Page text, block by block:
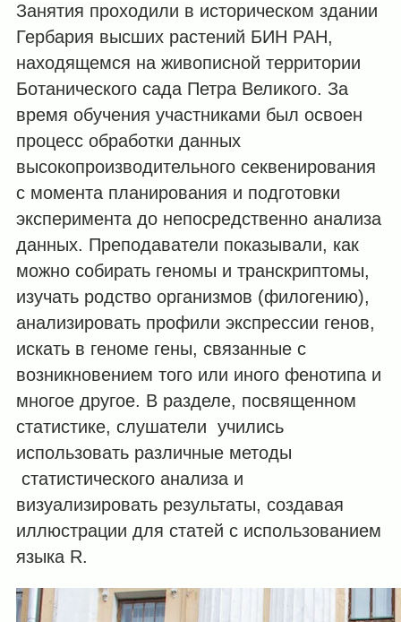
Занятия проходили в историческом здании
Гербария высших растений БИН РАН,
находящемся на живописной территории
Ботанического сада Петра Великого. За
время обучения участниками был освоен
процесс обработки данных
высокопроизводительного секвенирования
с момента планирования и подготовки
эксперимента до непосредственно анализа
данных. Преподаватели показывали, как
можно собирать геномы и транскриптомы,
изучать родство организмов (филогению),
анализировать профили экспрессии генов,
искать в геноме гены, связанные с
возникновением того или иного фенотипа и
многое другое. В разделе, посвященном
статистике, слушатели учились
использовать различные методы
статистического анализа и
визуализировать результаты, создавая
иллюстрации для статей с использованием
языка R.